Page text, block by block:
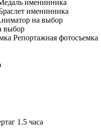
именинника
именинника
на выбор
выбор
Репортажная фотосъемка
1.5 часа